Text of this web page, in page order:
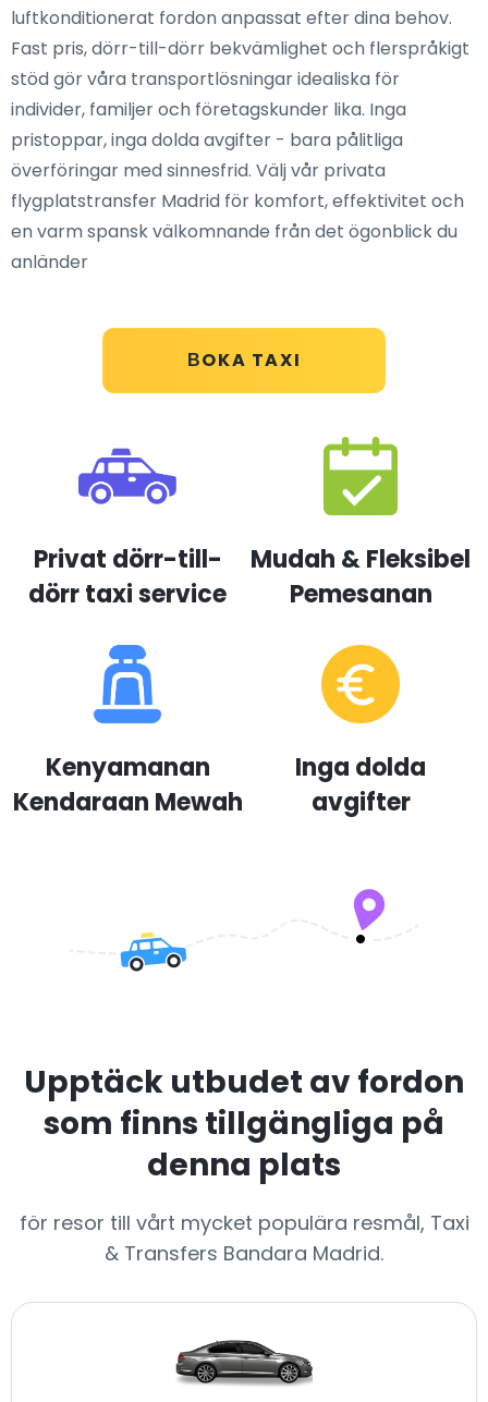
ВOKA TAXI
luftkonditionerat fordon anpassat efter dina behov.
Fast pris, dörr-till-dörr bekvämlighet och flerspråkigt
stöd gör våra transportlösningar idealiska för
individer, familjer och företagskunder lika. Inga
pristoppar, inga dolda avgifter - bara pålitliga
överföringar med sinnesfrid. Välj vår privata
flygplatstransfer Madrid för komfort, effektivitet och
en varm spansk välkomnande från det ögonblick du
anländer
Privat dörr-till-
dörr taxi service
Mudah & Fleksibel
Pemesanan
Kenyamanan
Kendaraan Mewah
Inga dolda
avgifter
Upptäck utbudet av fordon
som finns tillgängliga på
denna plats
för resor till vårt mycket populära resmål, Taxi
& Transfers Bandara Madrid.